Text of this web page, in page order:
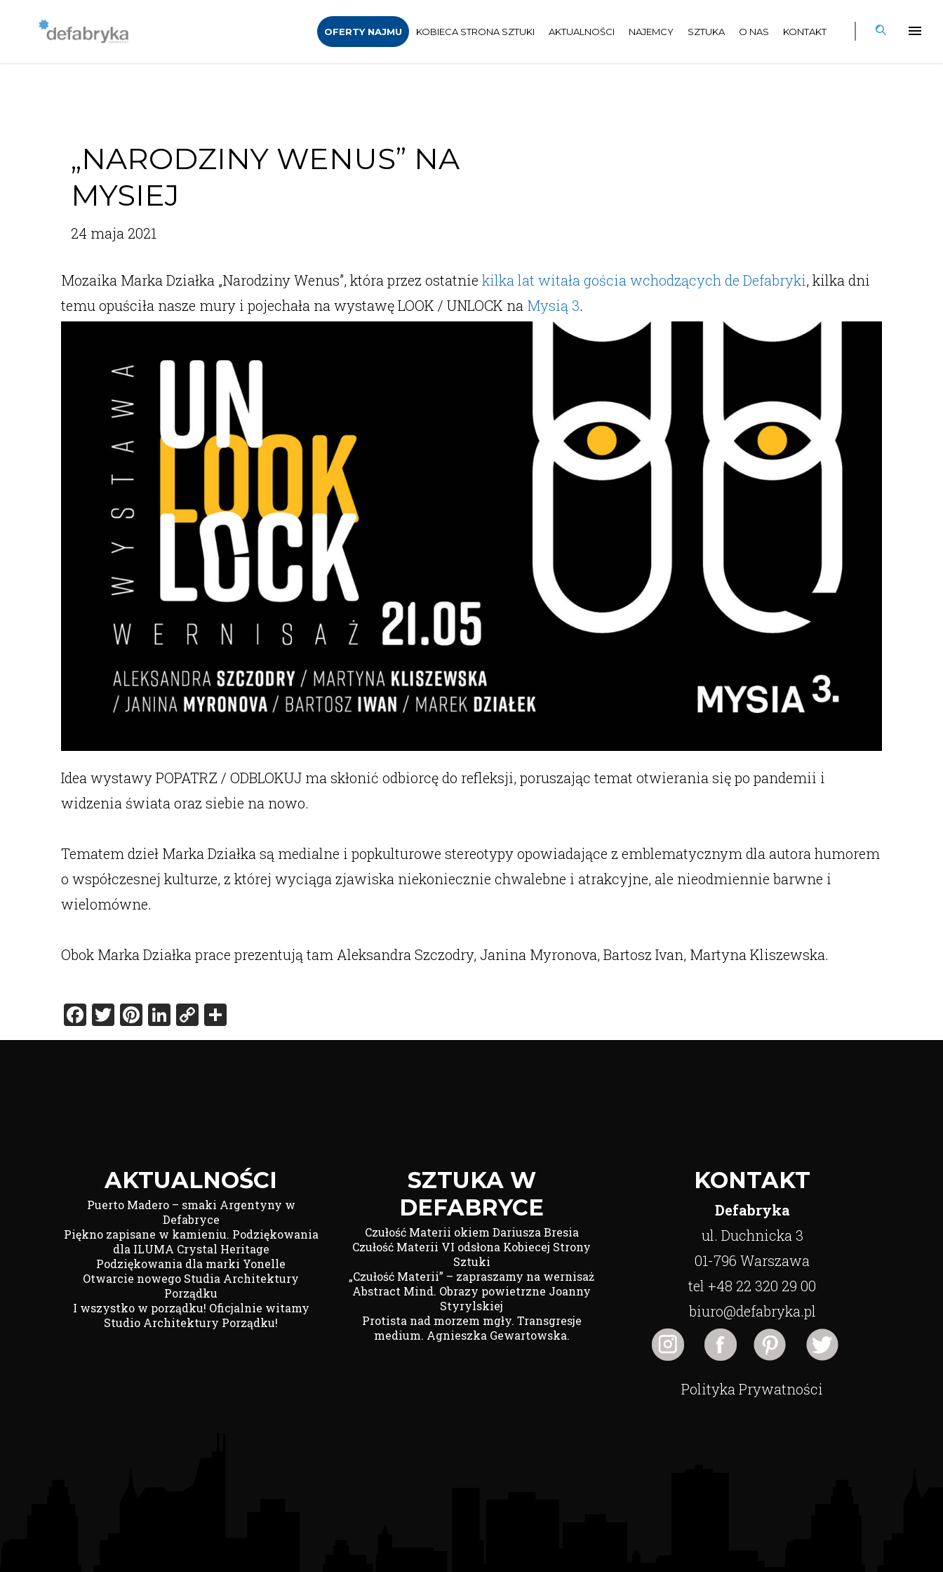
OFERTY NAJMU KOBIECA STRONA SZTUKI AKTUALNOŚCI NAJEMCY SZTUKA O NAS KONTAKT
„NARODZINY WENUS” NA
MYSIEJ
24 maja 2021
Mozaika Marka Działka „Narodziny Wenus”, która przez ostatnie kilka lat witała gościa wchodzących de Defabryki, kilka dni
temu opuściła nasze mury i pojechała na wystawę LOOK / UNLOCK na Mysią 3.
Idea wystawy POPATRZ / ODBLOKUJ ma skłonić odbiorcę do refleksji, poruszając temat otwierania się po pandemii i
widzenia świata oraz siebie na nowo.
Tematem dzieł Marka Działka są medialne i popkulturowe stereotypy opowiadające z emblematycznym dla autora humorem
o współczesnej kulturze, z której wyciąga zjawiska niekoniecznie chwalebne i atrakcyjne, ale nieodmiennie barwne i
wielomówne.
Obok Marka Działka prace prezentują tam Aleksandra Szczodry, Janina Myronova, Bartosz Ivan, Martyna Kliszewska.
Facebook
Twitter
Pinterest
LinkedIn
Copy
Link
AKTUALNOŚCI
Puerto Madero – smaki Argentyny w
Defabryce
Piękno zapisane w kamieniu. Podziękowania
dla ILUMA Crystal Heritage
Podziękowania dla marki Yonelle
Otwarcie nowego Studia Architektury
Porządku
I wszystko w porządku! Oficjalnie witamy
Studio Architektury Porządku!
SZTUKA W
DEFABRYCE
Czułość Materii okiem Dariusza Bresia
Czułość Materii VI odsłona Kobiecej Strony
Sztuki
„Czułość Materii” – zapraszamy na wernisaż
Abstract Mind. Obrazy powietrzne Joanny
Styrylskiej
Protista nad morzem mgły. Transgresje
medium. Agnieszka Gewartowska.
KONTAKT
Defabryka
ul. Duchnicka 3
01-796 Warszawa
tel +48 22 320 29 00
biuro@defabryka.pl
Polityka Prywatności